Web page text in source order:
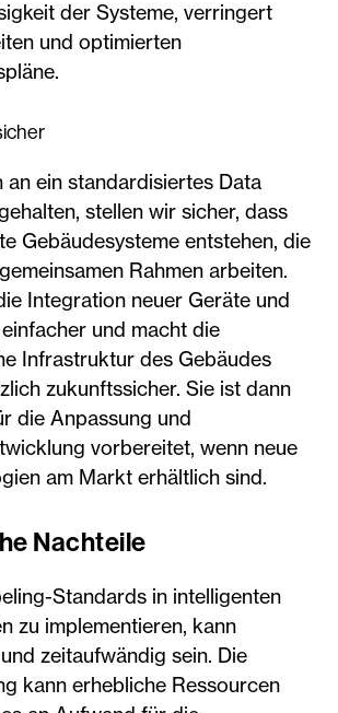
der Systeme, verringert
und optimierten
an ein standardisiertes Data
stellen wir sicher, dass
Gebäudesysteme entstehen, die
Rahmen arbeiten.
Integration neuer Geräte und
und macht die
Infrastruktur des Gebäudes
zukunftssicher. Sie ist dann
die Anpassung und
vorbereitet, wenn neue
am Markt erhältlich sind.
Nachteile
Standards in intelligenten
zu implementieren, kann
zeitaufwändig sein. Die
kann erhebliche Ressourcen